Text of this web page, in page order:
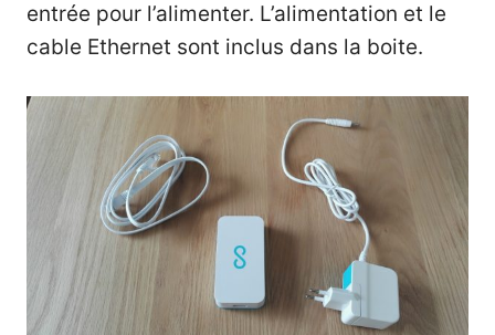
entrée pour l’alimenter. L’alimentation et le
cable Ethernet sont inclus dans la boite.